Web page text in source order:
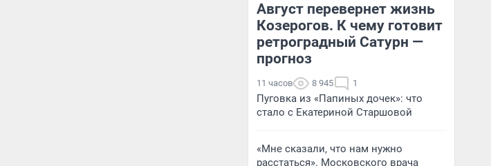
Август перевернет жизнь
Козерогов. К чему готовит
ретроградный Сатурн —
прогноз
11 часов 8 945 1
Пуговка из «Папиных дочек»: что
стало с Екатериной Старшовой
«Мне сказали, что нам нужно
расстаться». Московского врача